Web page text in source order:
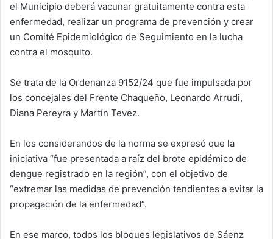
el Municipio deberá vacunar gratuitamente contra esta
enfermedad, realizar un programa de prevención y crear
un Comité Epidemiológico de Seguimiento en la lucha
contra el mosquito.
Se trata de la Ordenanza 9152/24 que fue impulsada por
los concejales del Frente Chaqueño, Leonardo Arrudi,
Diana Pereyra y Martín Tevez.
En los considerandos de la norma se expresó que la
iniciativa “fue presentada a raíz del brote epidémico de
dengue registrado en la región”, con el objetivo de
“extremar las medidas de prevención tendientes a evitar la
propagación de la enfermedad”.
En ese marco, todos los bloques legislativos de Sáenz